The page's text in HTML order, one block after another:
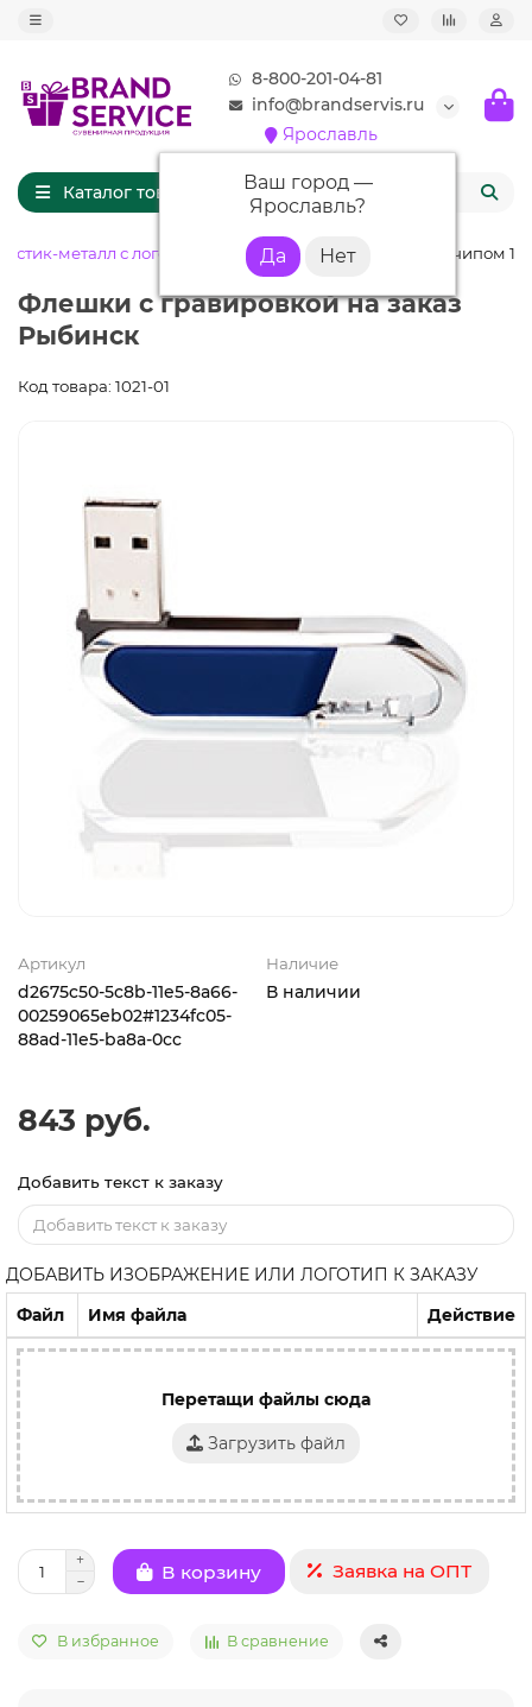
8-800-201-04-81
info@brandservis.ru
Ярославль
Ваш город —
Ярославль?
Каталог товаров
металл с логотипом Флешка PM027 (синий) с чипом 16
Флешки с гравировкой на заказ
Рыбинск
Код товара: 1021-01
Артикул
d2675c50-5c8b-11e5-8a66-
00259065eb02#1234fc05-
88ad-11e5-ba8a-0cc
Наличие
В наличии
843 руб.
Добавить текст к заказу
ДОБАВИТЬ ИЗОБРАЖЕНИЕ ИЛИ ЛОГОТИП К ЗАКАЗУ
Файл
Имя файла Действие
Перетащи файлы сюда
Загрузить файл
В корзину Заявка на ОПТ
В избранное В сравнение